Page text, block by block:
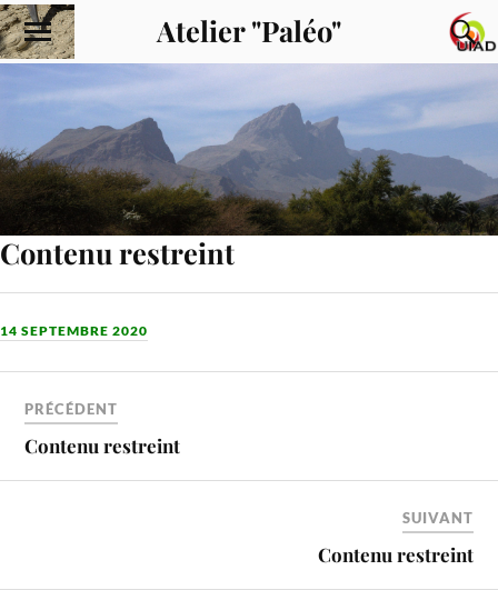
Atelier "Paléo"
Contenu restreint
14 SEPTEMBRE 2020
PRÉCÉDENT
Contenu restreint
SUIVANT
Contenu restreint